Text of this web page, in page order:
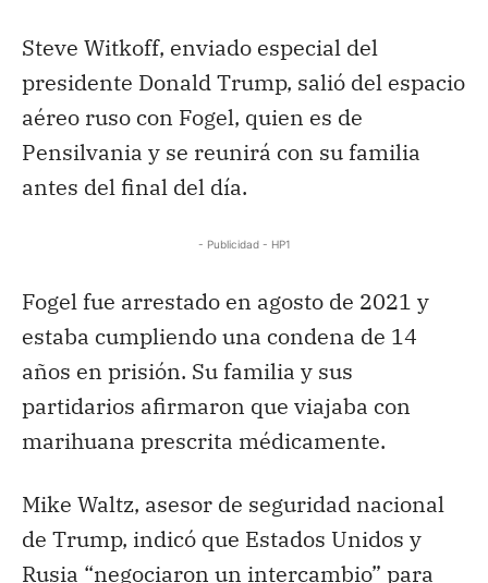
Steve Witkoff, enviado especial del
presidente Donald Trump, salió del espacio
aéreo ruso con Fogel, quien es de
Pensilvania y se reunirá con su familia
antes del final del día.
- Publicidad - HP1
Fogel fue arrestado en agosto de 2021 y
estaba cumpliendo una condena de 14
años en prisión. Su familia y sus
partidarios afirmaron que viajaba con
marihuana prescrita médicamente.
Mike Waltz, asesor de seguridad nacional
de Trump, indicó que Estados Unidos y
Rusia “negociaron un intercambio” para